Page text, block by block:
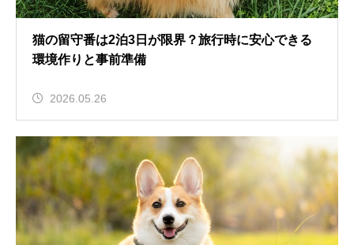
猫の留守番は2泊3日が限界？旅行時に安心できる
環境作りと事前準備
2026.05.26